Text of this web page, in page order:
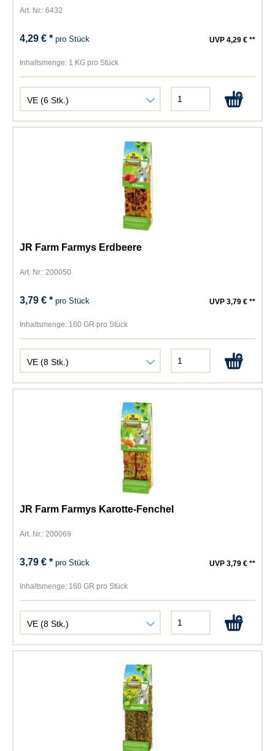
Art. Nr.: 6432
4,29 € *pro Stück UVP 4,29 € **
Inhaltsmenge: 1 KG pro Stück
JR Farm Farmys Erdbeere
Art. Nr.: 200050
3,79 € *pro Stück UVP 3,79 € **
Inhaltsmenge: 160 GR pro Stück
JR Farm Farmys Karotte-Fenchel
Art. Nr.: 200069
3,79 € *pro Stück UVP 3,79 € **
Inhaltsmenge: 160 GR pro Stück